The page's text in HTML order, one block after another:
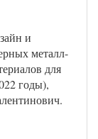
и
металл-
для
годы),